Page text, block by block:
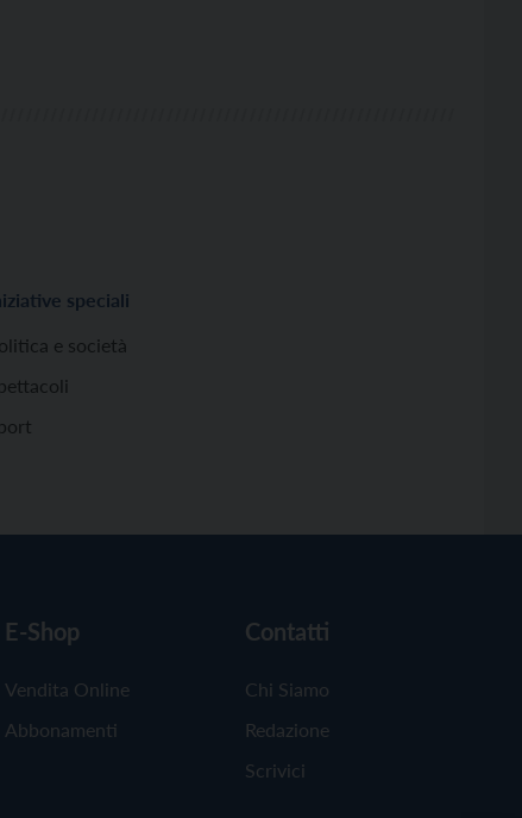
speciali
e società
E-Shop
Vendita Online
Abbonamenti
Contatti
Chi Siamo
Redazione
Scrivici